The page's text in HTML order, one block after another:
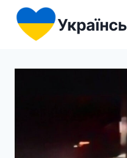
Перейти
вмісту